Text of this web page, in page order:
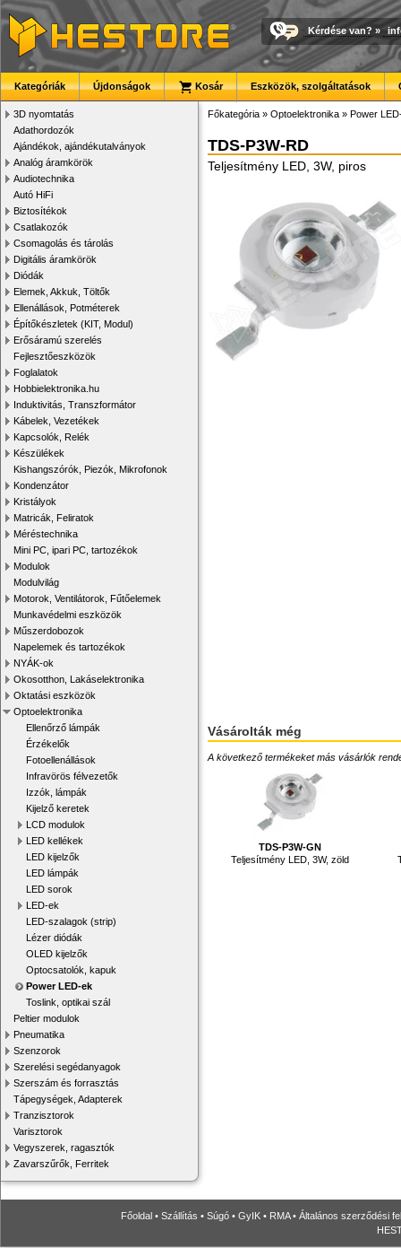
Kérdése van? »
Kategóriák Újdonságok Kosár Eszközök, szolgáltatások
3D nyomtatás
Adathordozók
Ajándékok, ajándékutalványok
Analóg áramkörök
Audiotechnika
Autó HiFi
Biztosítékok
Csatlakozók
Csomagolás és tárolás
Digitális áramkörök
Diódák
Elemek, Akkuk, Töltők
Ellenállások, Potméterek
Építőkészletek (KIT, Modul)
Erősáramú szerelés
Fejlesztőeszközök
Foglalatok
Hobbielektronika.hu
Induktivitás, Transzformátor
Kábelek, Vezetékek
Kapcsolók, Relék
Készülékek
Kishangszórók, Piezók, Mikrofonok
Kondenzátor
Kristályok
Matricák, Feliratok
Méréstechnika
Mini PC, ipari PC, tartozékok
Modulok
Modulvilág
Motorok, Ventilátorok, Fűtőelemek
Munkavédelmi eszközök
Műszerdobozok
Napelemek és tartozékok
NYÁK-ok
Okosotthon, Lakáselektronika
Oktatási eszközök
Optoelektronika
Ellenőrző lámpák
Érzékelők
Fotoellenállások
Infravörös félvezetők
Izzók, lámpák
Kijelző keretek
LCD modulok
LED kellékek
LED kijelzők
LED lámpák
LED sorok
LED-ek
LED-szalagok (strip)
Lézer diódák
OLED kijelzők
Optocsatolók, kapuk
Power LED-ek
Toslink, optikai szál
Peltier modulok
Pneumatika
Szenzorok
Szerelési segédanyagok
Szerszám és forrasztás
Tápegységek, Adapterek
Tranzisztorok
Varisztorok
Vegyszerek, ragasztók
Zavarszűrők, Ferritek
Főkategória » Optoelektronika » Power
TDS-P3W-RD
Teljesítmény LED, 3W, piros
Vásárolták még
A következő termékeket más vásárlók
TDS-P3W-GN
Teljesítmény LED, 3W, zöld
Főoldal • Szállítás • Súgó • GyIK • RMA• Általános szerződési